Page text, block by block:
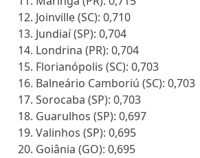
Joinville (SC): 0,710
Jundiaí (SP): 0,704
Londrina (PR): 0,704
Florianópolis (SC): 0,703
Balneário Camboriú (SC): 0,703
Sorocaba (SP): 0,703
Guarulhos (SP): 0,697
Valinhos (SP): 0,695
Goiânia (GO): 0,695